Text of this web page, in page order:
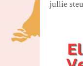
jullie